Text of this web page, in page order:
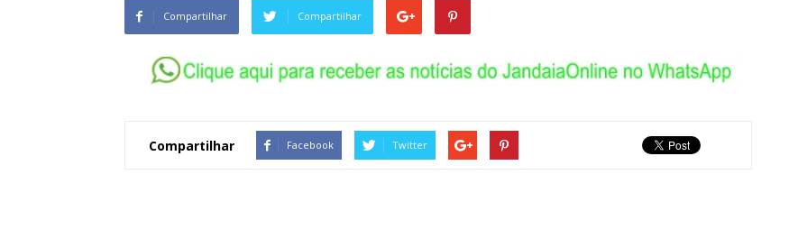
Compartilhar Compartilhar
Compartilhar Facebook Twitter